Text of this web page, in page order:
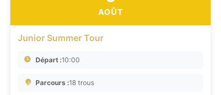
AOÛT
Junior Summer Tour
Départ :10:00
Parcours :18 trous